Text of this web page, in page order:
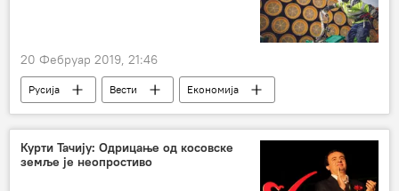
20 Фебруар 2019, 21:46
Русија Вести
Економија
Свет
Северни ток 2
Гасна директива ЕУ
Европа
Курти Тачију: Одрицање од косовске
земље је неопростиво